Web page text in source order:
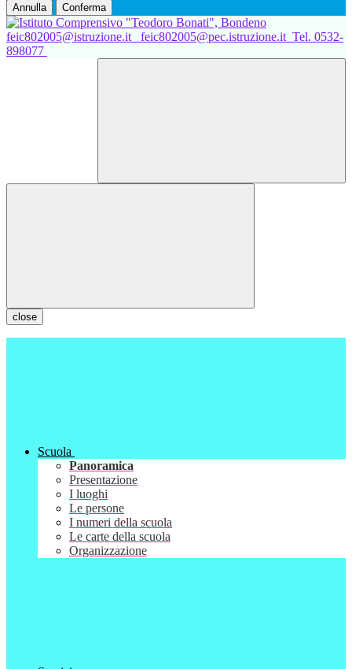
Annulla Conferma
feic802005@istruzione.it feic802005@pec.istruzione.it Tel. 0532-
898077
close
Scuola
Panoramica
Presentazione
I luoghi
Le persone
I numeri della scuola
Le carte della scuola
Organizzazione